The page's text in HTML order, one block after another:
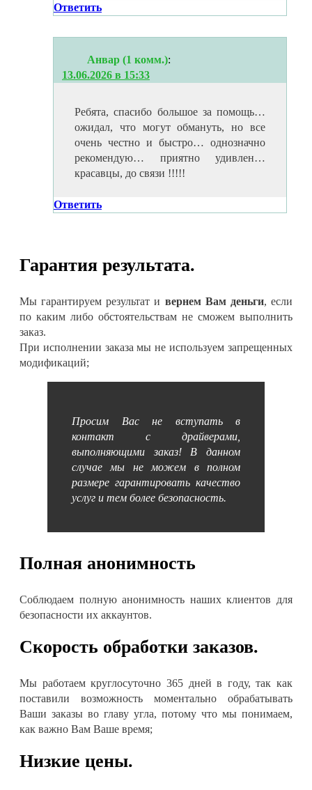
Ответить
Анвар (1 комм.):
13.06.2026 в 15:33
Ребята, спасибо большое за помощь…
ожидал, что могут обмануть, но все
очень честно и быстро… однозначно
рекомендую… приятно удивлен…
красавцы, до связи !!!!!
Ответить
Гарантия результата.
Мы гарантируем результат и вернем Вам деньги, если
по каким либо обстоятельствам не сможем выполнить
заказ.
При исполнении заказа мы не используем запрещенных
модификаций;
Просим Вас не вступать в
контакт с драйверами,
выполняющими заказ! В данном
случае мы не можем в полном
размере гарантировать качество
услуг и тем более безопасность.
Полная анонимность
Соблюдаем полную анонимность наших клиентов для
безопасности их аккаунтов.
Скорость обработки заказов.
Мы работаем круглосуточно 365 дней в году, так как
поставили возможность моментально обрабатывать
Ваши заказы во главу угла, потому что мы понимаем,
как важно Вам Ваше время;
Низкие цены.